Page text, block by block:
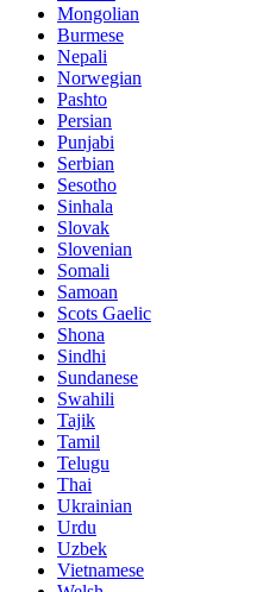
Mongolian
Burmese
Nepali
Norwegian
Pashto
Persian
Punjabi
Serbian
Sesotho
Sinhala
Slovak
Slovenian
Somali
Samoan
Scots Gaelic
Shona
Sindhi
Sundanese
Swahili
Tajik
Tamil
Telugu
Thai
Ukrainian
Urdu
Uzbek
Vietnamese